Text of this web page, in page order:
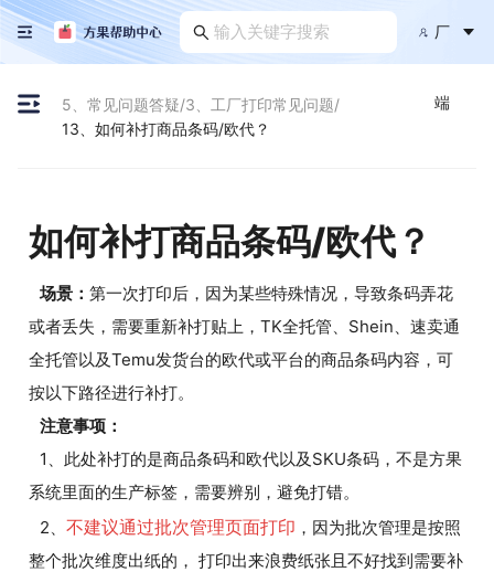
厂
端
5、常见问题答疑/3、工厂打印常见问题/
13、如何补打商品条码/欧代？
如何补打商品条码/欧代？
场景： 第一次打印后，因为某些特殊情况，导致条码弄花
或者丢失，需要重新补打贴上，TK全托管、Shein、速卖通
全托管以及Temu发货台的欧代或平台的商品条码内容，可
按以下路径进行补打。
注意事项：
1、此处补打的是商品条码和欧代以及SKU条码，不是方果
系统里面的生产标签，需要辨别，避免打错。
2、 不建议通过批次管理页面打印 ，因为批次管理是按照
整个批次维度出纸的， 打印出来浪费纸张且不好找到需要补